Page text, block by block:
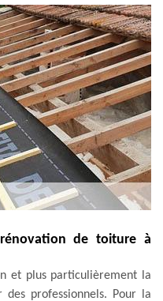
de toiture à
et plus particulièrement la
professionnels. Pour la